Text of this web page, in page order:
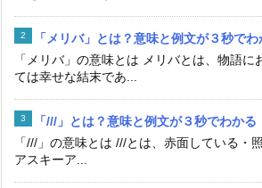
「メリバ」とは？意味と例文が３秒でわ
「メリバ」の意味とは メリバとは、物語に
ては幸せな結末であ...
「///」とは？意味と例文が３秒でわかる
「///」の意味とは ///とは、赤面している・
アスキーア...